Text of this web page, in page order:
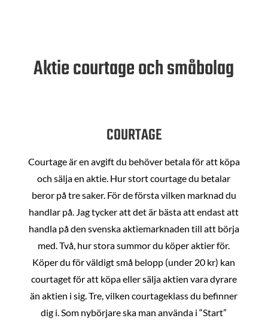
Aktie courtage och småbolag
COURTAGE
Courtage är en avgift du behöver betala för att köpa
och sälja en aktie. Hur stort courtage du betalar
beror på tre saker. För de första vilken marknad du
handlar på. Jag tycker att det är bästa att endast att
handla på den svenska aktiemarknaden till att börja
med. Två, hur stora summor du köper aktier för.
Köper du för väldigt små belopp (under 20 kr) kan
courtaget för att köpa eller sälja aktien vara dyrare
än aktien i sig. Tre, vilken courtageklass du befinner
dig i. Som nybörjare ska man använda i “Start”